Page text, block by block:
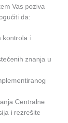
Vas poziva
da:
kontrola i
znanja u
Centralne
i rezrešite